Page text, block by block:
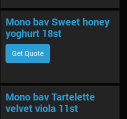
Mono bav Sweet honey
yoghurt 18st
Get Quote
Mono bav Tartelette
velvet viola 11st